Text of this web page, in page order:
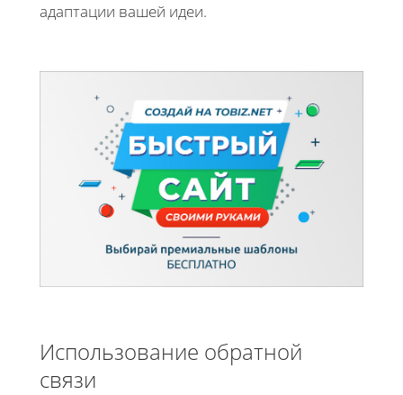
адаптации вашей идеи.
Использование обратной
связи